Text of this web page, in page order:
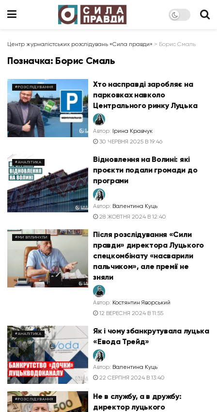
Центр журналістських розслідувань «Сила правди» > Борис Смаль
Позначка: Борис Смаль
#РОЗСЛІДУВАННЯ
Хто насправді заробляє на
парковках навколо
Центрального ринку Луцька
Автор: Ірина Кравчук
30 ЧЕРВНЯ 2025 В 19:46
#АНАЛІТИКА
Відновлення на Волині: які
проєкти подали громади до
програми
Автор: Валентина Куць
28 ЖОВТНЯ 2024 В 12:40
#МИ ВПЛИНУЛИ
Після розслідування «Сили
правди» директора Луцького
спецкомбінату «насварили
пальчиком», але премії не
зняли
Автор: Костянтин Яворський
12 ВЕРЕСНЯ 2024 В 11:55
#АНАЛІТИКА
Як і чому збанкрутувала луцька
«Евода Трейд»
Автор: Валентина Куць
22 СЕРПНЯ 2024 В 13:40
#РОЗСЛІДУВАННЯ
Не в службу, а в дружбу:
директор луцького